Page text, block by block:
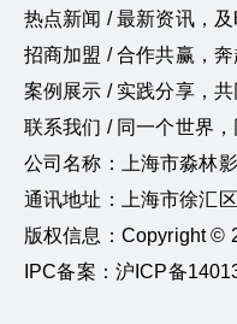
热点新闻 / 最新资讯，及
招商加盟 / 合作共赢，奔
案例展示 / 实践分享，共
联系我们 / 同一个世界
公司名称：上海市淼林
通讯地址：上海市徐汇
版权信息：Copyright ©
IPC备案：沪ICP备